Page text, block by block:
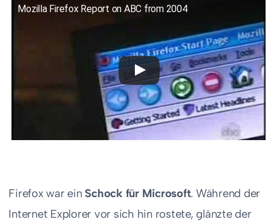
Mozilla Firefox Report on ABC from 2004
Firefox war ein Schock für Microsoft. Während der
Internet Explorer vor sich hin rostete, glänzte der